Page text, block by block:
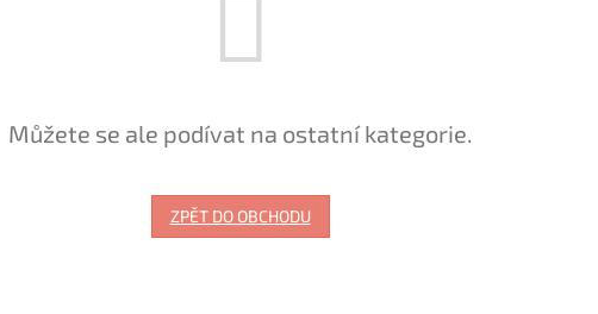
Můžete se ale podívat na ostatní kategorie.
ZPĚT DO OBCHODU